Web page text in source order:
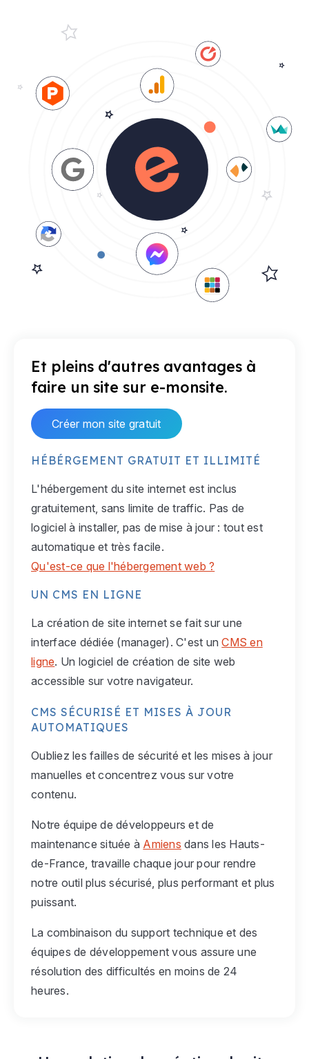
Et pleins d'autres avantages à
faire un site sur e-monsite.
Créer mon site gratuit
HÉBÉRGEMENT GRATUIT ET ILLIMITÉ
L'hébergement du site internet est inclus
gratuitement, sans limite de traffic. Pas de
logiciel à installer, pas de mise à jour : tout est
automatique et très facile.
Qu'est-ce que l'hébergement web ?
UN CMS EN LIGNE
La création de site internet se fait sur une
interface dédiée (manager). C'est unCMS en
ligne. Un logiciel de création de site web
accessible sur votre navigateur.
CMS SÉCURISÉ ET MISES À JOUR
AUTOMATIQUES
Oubliez les failles de sécurité et les mises à jour
manuelles et concentrez vous sur votre
contenu.
Notre équipe de développeurs et de
maintenance située à Amiens dans les Hauts-
de-France, travaille chaque jour pour rendre
notre outil plus sécurisé, plus performant et plus
puissant.
La combinaison du support technique et des
équipes de développement vous assure une
résolution des difficultés en moins de 24
heures.